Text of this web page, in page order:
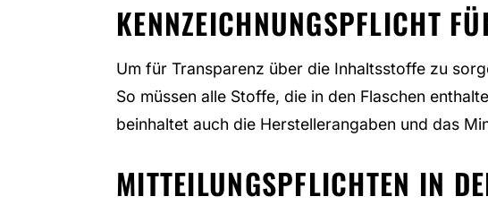
KENNZEICHNUNGSPFLICHT
Um für Transparenz über die Inhaltsstoffe zu
So müssen alle Stoffe, die in den Flaschen
beinhaltet auch die Herstellerangaben und das
MITTEILUNGSPFLICHTEN IN